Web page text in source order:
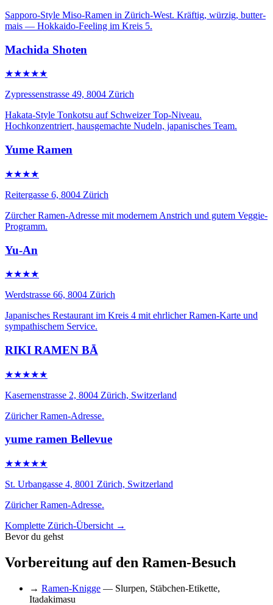
Sapporo-Style Miso-Ramen in Zürich-West. Kräftig, würzig, butter-
mais — Hokkaido-Feeling im Kreis 5.
Machida Shoten
★★★★★
Zypressenstrasse 49, 8004 Zürich
Hakata-Style Tonkotsu auf Schweizer Top-Niveau.
Hochkonzentriert, hausgemachte Nudeln, japanisches Team.
Yume Ramen
★★★★
Reitergasse 6, 8004 Zürich
Zürcher Ramen-Adresse mit modernem Anstrich und gutem Veggie-
Programm.
Yu-An
★★★★
Werdstrasse 66, 8004 Zürich
Japanisches Restaurant im Kreis 4 mit ehrlicher Ramen-Karte und
sympathischem Service.
RIKI RAMEN BĀ
★★★★★
Kasernenstrasse 2, 8004 Zürich, Switzerland
Züricher Ramen-Adresse.
yume ramen Bellevue
★★★★★
St. Urbangasse 4, 8001 Zürich, Switzerland
Züricher Ramen-Adresse.
Komplette Zürich-Übersicht →
Bevor du gehst
Vorbereitung auf den Ramen-Besuch
→ Ramen-Knigge — Slurpen, Stäbchen-Etikette,
Itadakimasu